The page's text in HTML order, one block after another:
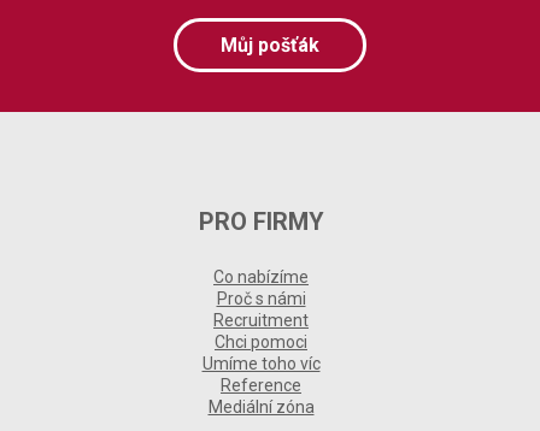
Můj pošťák
PRO FIRMY
Co nabízíme
Proč s námi
Recruitment
Chci pomoci
Umíme toho víc
Reference
Mediální zóna